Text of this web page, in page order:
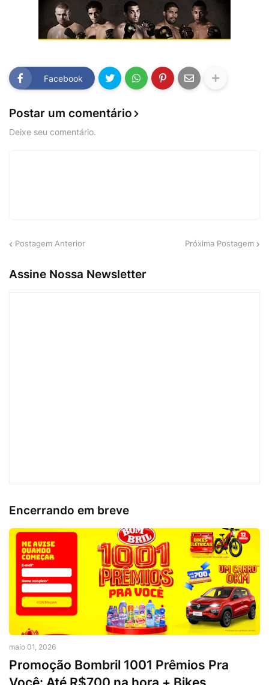
Facebook
Postar um comentário
Deixe seu comentário.
Postagem Anterior Próxima Postagem
Assine Nossa Newsletter
Encerrando em breve
maio 01, 2026
Promoção Bombril 1001 Prêmios Pra